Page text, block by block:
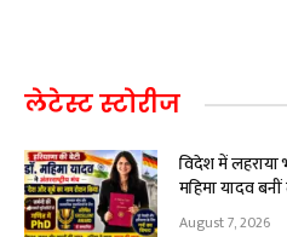
लेटेस्ट स्टोरीज
विदेश में लहराया
महिमा यादव
August 7, 2026